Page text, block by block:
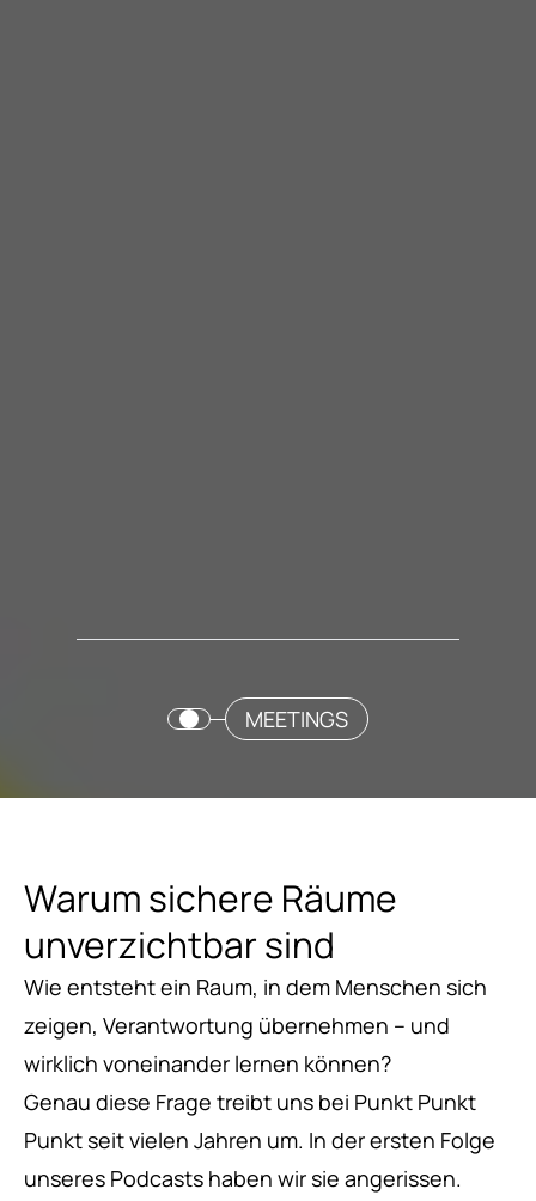
MEETINGS
Warum sichere Räume
unverzichtbar sind
Wie entsteht ein Raum, in dem Menschen sich
zeigen, Verantwortung übernehmen – und
wirklich voneinander lernen können?
Genau diese Frage treibt uns bei Punkt Punkt
Punkt seit vielen Jahren um. In der ersten Folge
unseres Podcasts haben wir sie angerissen.